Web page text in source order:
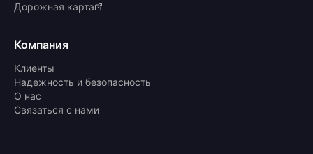
Дорожная карта
Компания
Клиенты
Надежность и безопасность
О нас
Связаться с нами